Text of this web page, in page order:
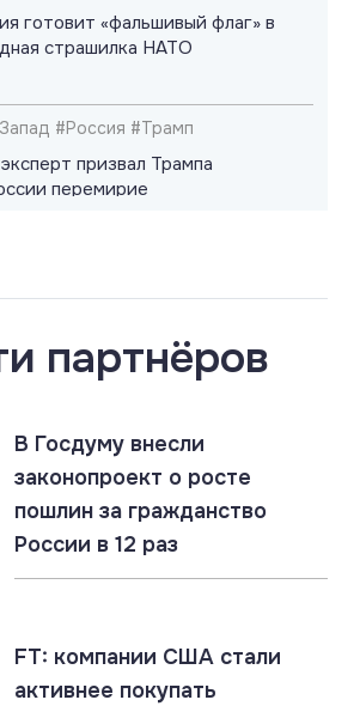
готовит «фальшивый флаг» в
страшилка НАТО
#Россия #Трамп
призвал Трампа
перемирие
Patriot не работает. Российские
на тактическое ядерное
слабости перед Россией
Путин #Греция
РФ #Россия #Украина
партнёров
В Госдуму внесли
законопроект о росте
пошлин за гражданство
России в 12 раз
FT: компании США стали
активнее покупать